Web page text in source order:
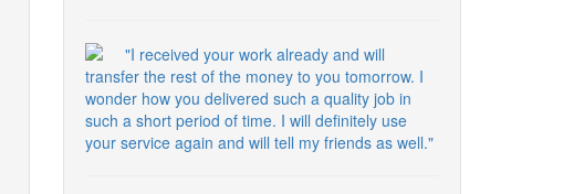
"I received your work already and will
transfer the rest of the money to you tomorrow. I
wonder how you delivered such a quality job in
such a short period of time. I will definitely use
your service again and will tell my friends as well."